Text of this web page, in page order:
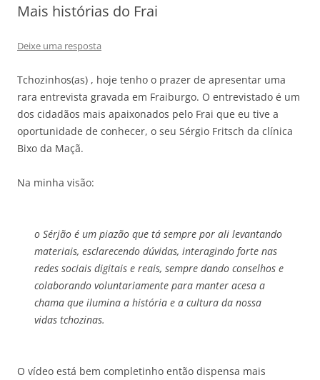
Mais histórias do Frai
Deixe uma resposta
Tchozinhos(as) , hoje tenho o prazer de apresentar uma
rara entrevista gravada em Fraiburgo. O entrevistado é um
dos cidadãos mais apaixonados pelo Frai que eu tive a
oportunidade de conhecer, o seu Sérgio Fritsch da clínica
Bixo da Maçã.
Na minha visão:
o Sérjão é um piazão que tá sempre por ali levantando
materiais, esclarecendo dúvidas, interagindo forte nas
redes sociais digitais e reais, sempre dando conselhos e
colaborando voluntariamente para manter acesa a
chama que ilumina a história e a cultura da nossa
vidas tchozinas.
O vídeo está bem completinho então dispensa mais